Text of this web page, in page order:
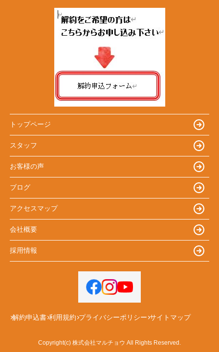
トップページ
スタッフ
お客様の声
ブログ
アクセスマップ
会社概要
採用情報
解約申込書 利用規約 プライバシーポリシー サイトマップ
Copyright(c) 株式会社マルチョウ All Rights Reserved.